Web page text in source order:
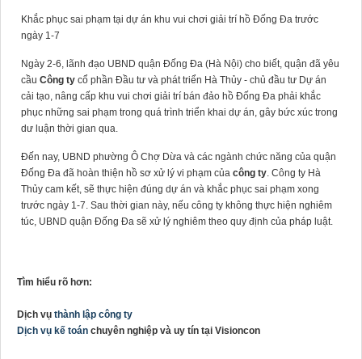
Khắc phục sai phạm tại dự án khu vui chơi giải trí hồ Đống Đa trước
ngày 1-7
Ngày 2-6, lãnh đạo UBND quận Đống Đa (Hà Nội) cho biết, quận đã yêu
cầu Công ty cổ phần Đầu tư và phát triển Hà Thủy - chủ đầu tư Dự án
cải tạo, nâng cấp khu vui chơi giải trí bán đảo hồ Đống Đa phải khắc
phục những sai phạm trong quá trình triển khai dự án, gây bức xúc trong
dư luận thời gian qua.
Đến nay, UBND phường Ô Chợ Dừa và các ngành chức năng của quận
Đống Đa đã hoàn thiện hồ sơ xử lý vi phạm của công ty. Công ty Hà
Thủy cam kết, sẽ thực hiện đúng dự án và khắc phục sai phạm xong
trước ngày 1-7. Sau thời gian này, nếu công ty không thực hiện nghiêm
túc, UBND quận Đống Đa sẽ xử lý nghiêm theo quy định của pháp luật.
Tìm hiểu rõ hơn:
Dịch vụ thành lập công ty
Dịch vụ kế toán chuyên nghiệp và uy tín tại Visioncon